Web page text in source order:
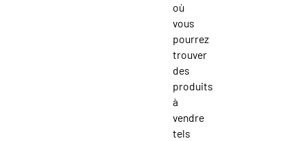
où
vous
pourrez
trouver
des
produits
à
vendre
tels